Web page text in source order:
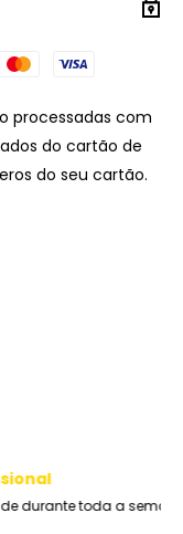
processadas com
do cartão de
do seu cartão.
toda a semana